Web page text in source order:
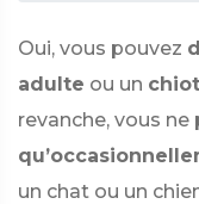
Oui, vous pouvez
adulte ou un
revanche, vous
un chat ou un